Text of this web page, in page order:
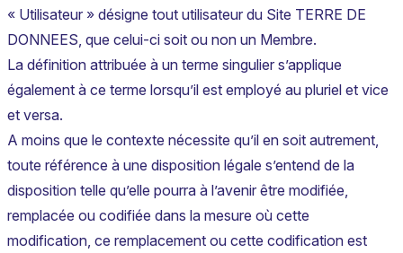
« Utilisateur » désigne tout utilisateur du Site TERRE DE
DONNEES, que celui-ci soit ou non un Membre.
La définition attribuée à un terme singulier s’applique
également à ce terme lorsqu’il est employé au pluriel et vice
et versa.
A moins que le contexte nécessite qu’il en soit autrement,
toute référence à une disposition légale s’entend de la
disposition telle qu’elle pourra à l’avenir être modifiée,
remplacée ou codifiée dans la mesure où cette
modification, ce remplacement ou cette codification est